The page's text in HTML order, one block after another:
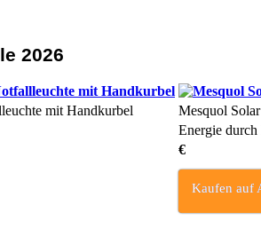
2026
mit Handkurbel Mesquol
Energie
€
Kaufen auf